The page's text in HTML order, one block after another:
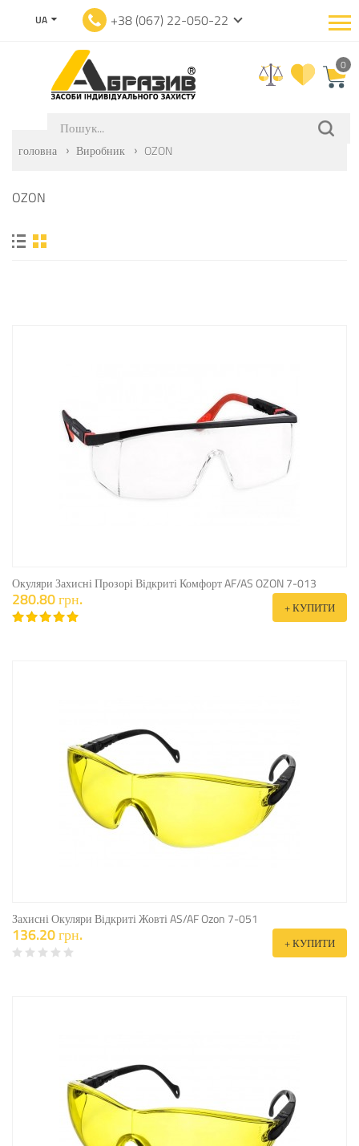
UA +38 (067) 22-050-22
0
головна Виробник OZON
OZON
Окуляри Захисні Прозорі Відкриті Комфорт AF/AS OZON 7-013
280.80 грн. + КУПИТИ
Захисні Окуляри Відкриті Жовті AS/AF Ozon 7-051
136.20 грн. + КУПИТИ